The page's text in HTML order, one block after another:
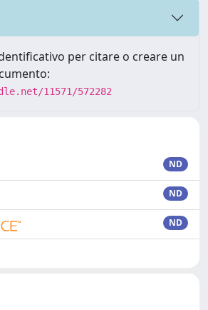
per citare o creare un
11571/572282
ND
ND
ND